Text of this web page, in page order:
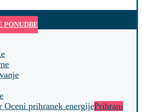
PONUDBE
Oceni prihranek energijePrihrani